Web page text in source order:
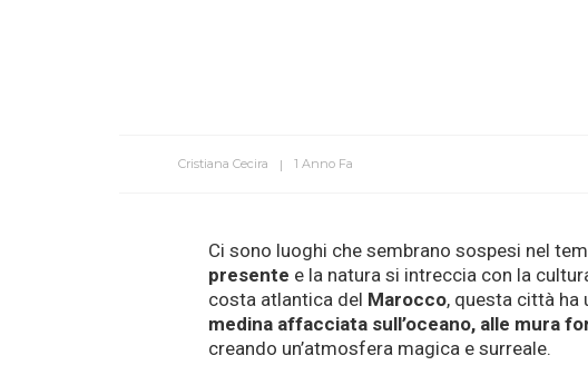
Cristiana Cecira 1 Anno Fa
Ci sono luoghi che sembrano sospesi nel
presente e la natura si intreccia con la
costa atlantica del Marocco, questa città ha
medina affacciata sull’oceano, alle mura
creando un’atmosfera magica e surreale.